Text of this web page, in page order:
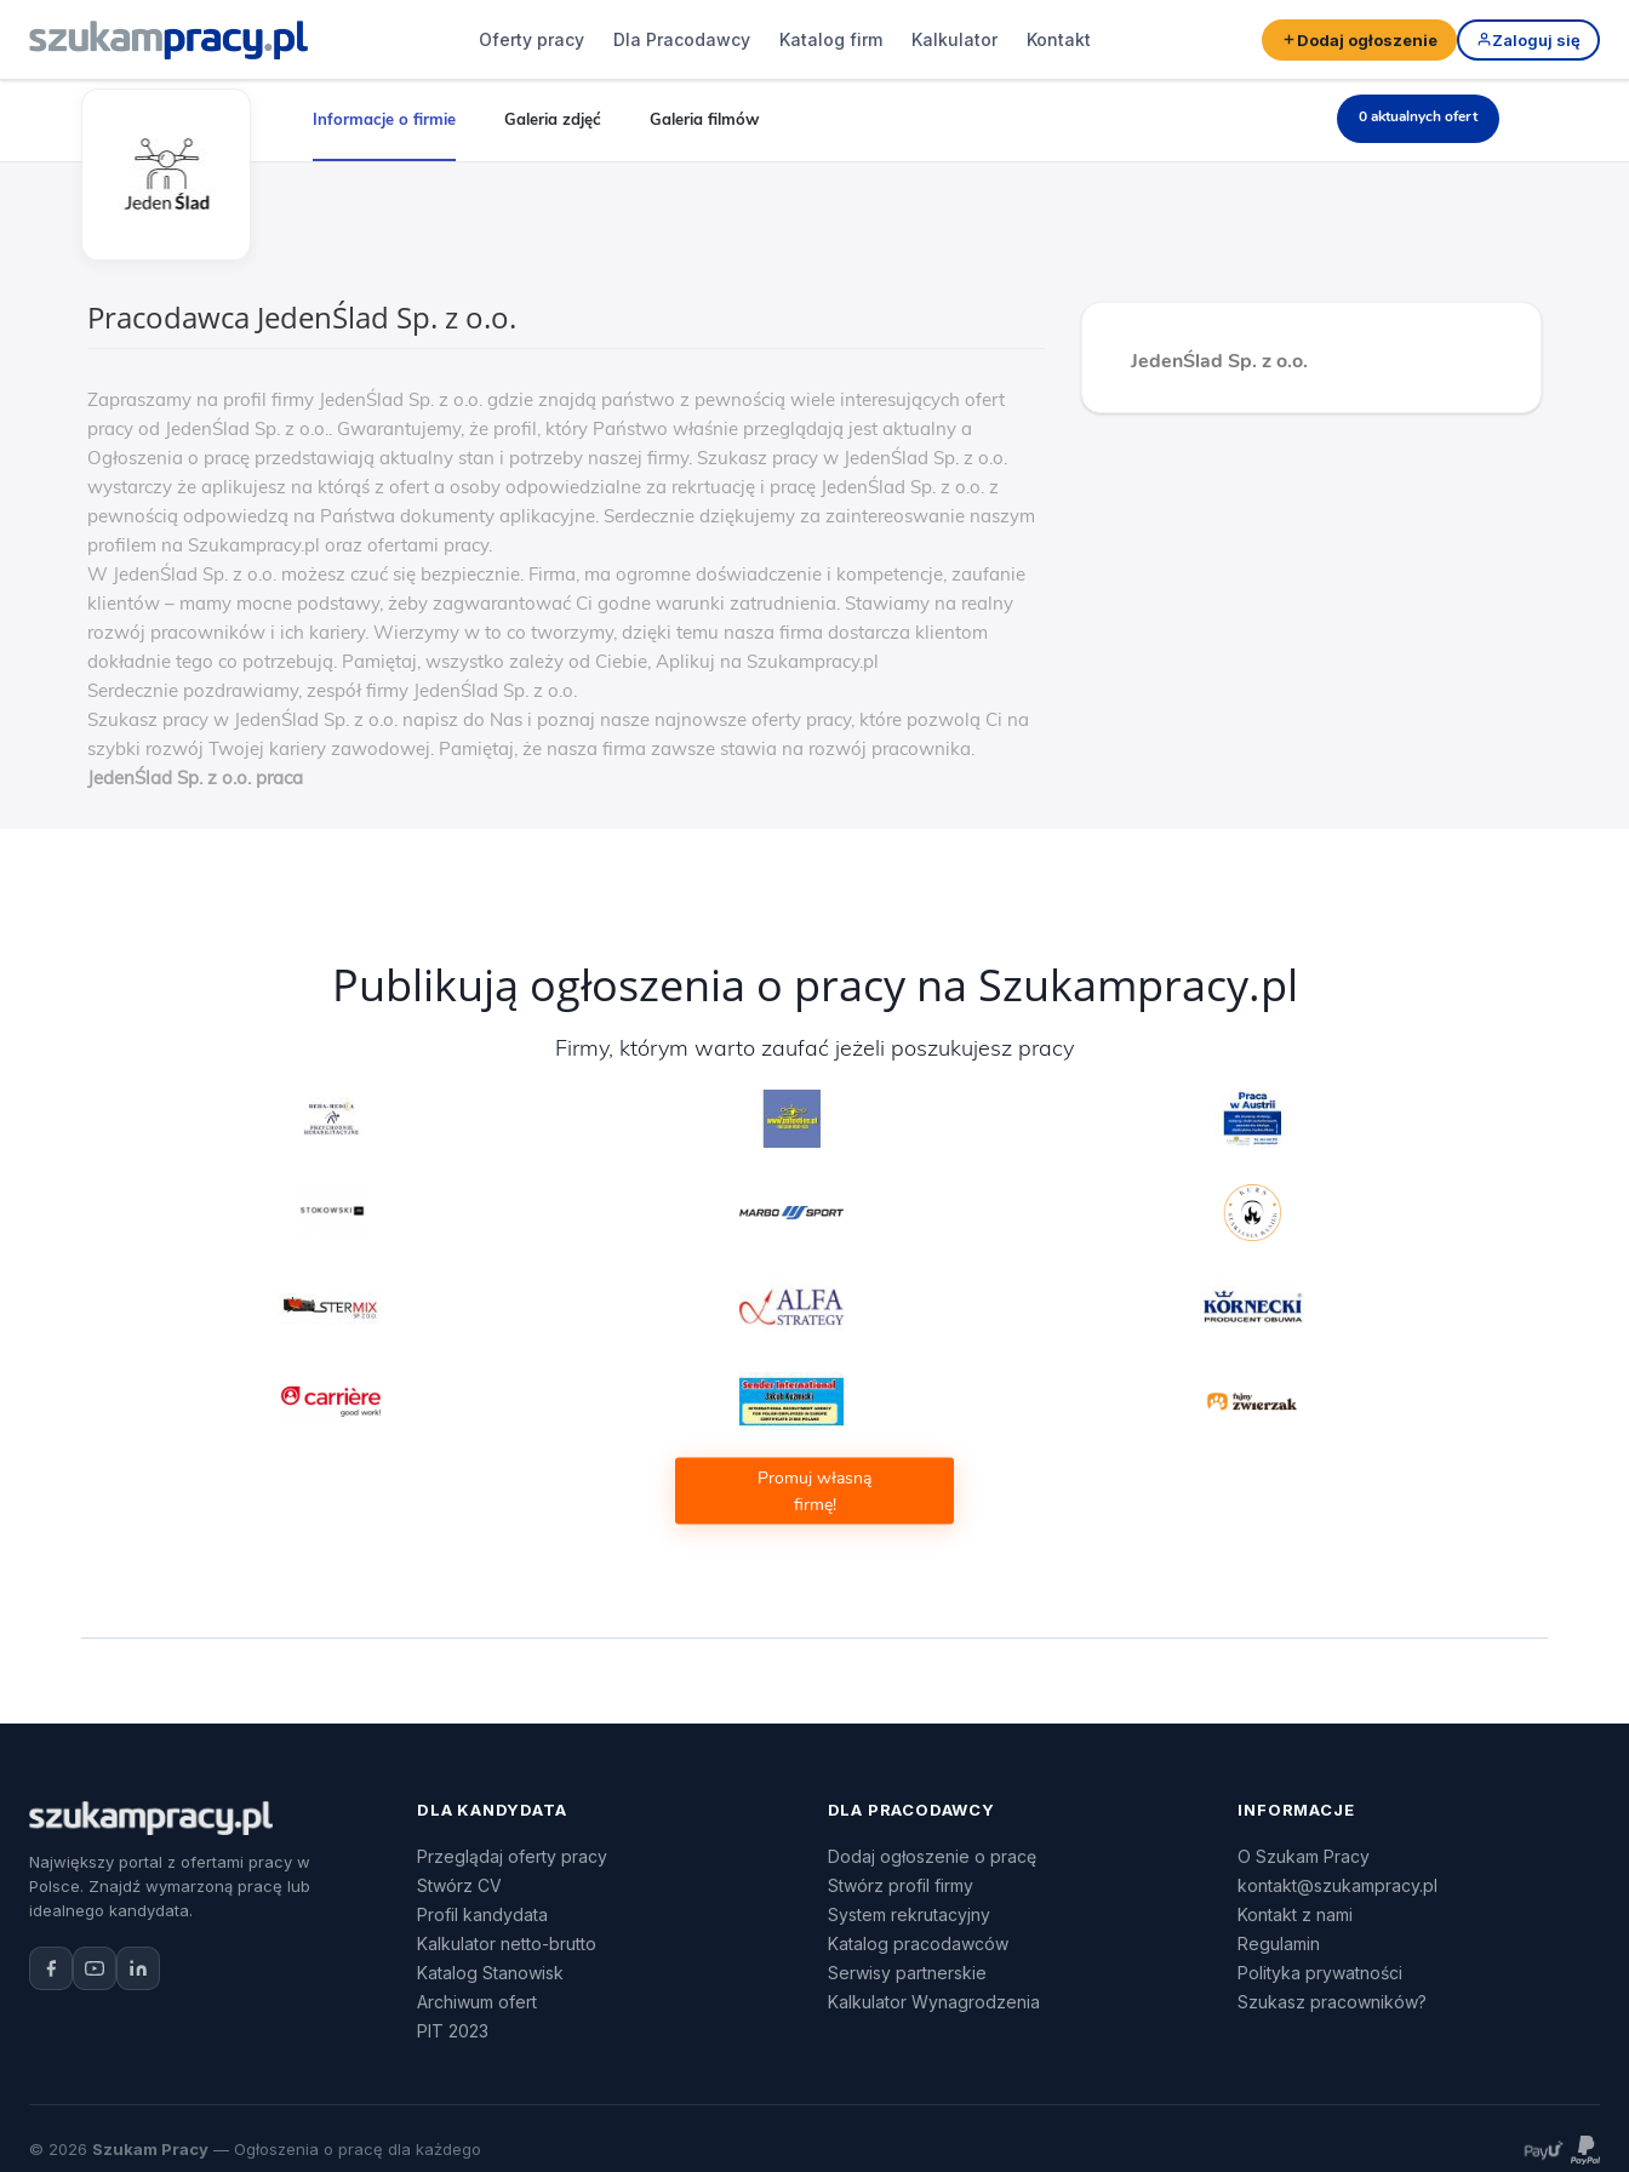
Oferty pracy Dla Pracodawcy Katalog firm Kalkulator Kontakt Dodaj ogłoszenie Zaloguj się
Informacje o firmie Galeria zdjęć Galeria filmów 0 aktualnych ofert
Pracodawca JedenŚlad Sp. z o.o.
Zapraszamy na profil firmy JedenŚlad Sp. z o.o. gdzie znajdą państwo z pewnością wiele interesujących ofert
pracy od JedenŚlad Sp. z o.o.. Gwarantujemy, że profil, który Państwo właśnie przeglądają jest aktualny a
Ogłoszenia o pracę przedstawiają aktualny stan i potrzeby naszej firmy. Szukasz pracy w JedenŚlad Sp. z o.o.
wystarczy że aplikujesz na którąś z ofert a osoby odpowiedzialne za rekrtuację i pracę JedenŚlad Sp. z o.o. z
pewnością odpowiedzą na Państwa dokumenty aplikacyjne. Serdecznie dziękujemy za zaintereoswanie naszym
profilem na Szukampracy.pl oraz ofertami pracy.
W JedenŚlad Sp. z o.o. możesz czuć się bezpiecznie. Firma, ma ogromne doświadczenie i kompetencje, zaufanie
klientów – mamy mocne podstawy, żeby zagwarantować Ci godne warunki zatrudnienia. Stawiamy na realny
rozwój pracowników i ich kariery. Wierzymy w to co tworzymy, dzięki temu nasza firma dostarcza klientom
dokładnie tego co potrzebują. Pamiętaj, wszystko zależy od Ciebie, Aplikuj na Szukampracy.pl
Serdecznie pozdrawiamy, zespół firmy JedenŚlad Sp. z o.o.
Szukasz pracy w JedenŚlad Sp. z o.o. napisz do Nas i poznaj nasze najnowsze oferty pracy, które pozwolą Ci na
szybki rozwój Twojej kariery zawodowej. Pamiętaj, że nasza firma zawsze stawia na rozwój pracownika.
JedenŚlad Sp. z o.o. praca
JedenŚlad Sp. z o.o.
Publikują ogłoszenia o pracy na Szukampracy.pl
Firmy, którym warto zaufać jeżeli poszukujesz pracy
Promuj własną
firmę!
Największy portal z ofertami pracy w
Polsce. Znajdź wymarzoną pracę lub
idealnego kandydata.
DLA KANDYDATA
Przeglądaj oferty pracy
Stwórz CV
Profil kandydata
Kalkulator netto-brutto
Katalog Stanowisk
Archiwum ofert
PIT 2023
DLA PRACODAWCY
Dodaj ogłoszenie o pracę
Stwórz profil firmy
System rekrutacyjny
Katalog pracodawców
Serwisy partnerskie
Kalkulator Wynagrodzenia
INFORMACJE
O Szukam Pracy
kontakt@szukampracy.pl
Kontakt z nami
Regulamin
Polityka prywatności
Szukasz pracowników?
© 2026 Szukam Pracy — Ogłoszenia o pracę dla każdego